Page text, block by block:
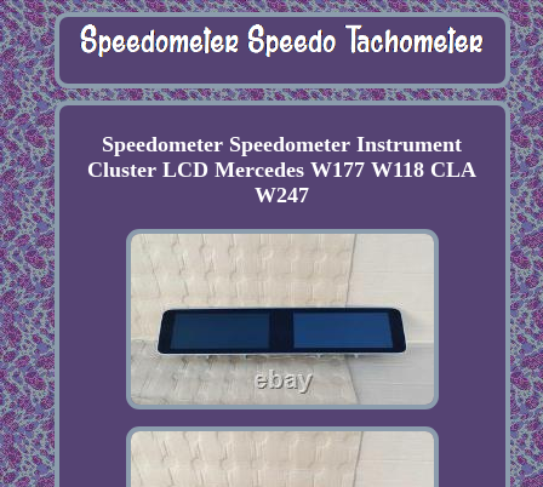
Speedometer Speedometer Instrument
Cluster LCD Mercedes W177 W118 CLA
W247